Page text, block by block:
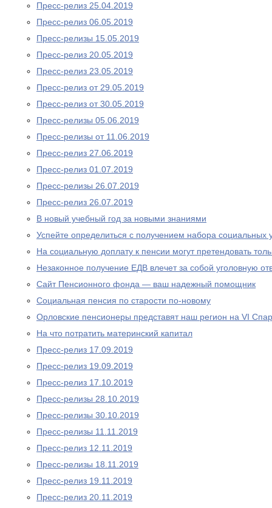
Пресс-релиз 25.04.2019
Пресс-релиз 06.05.2019
Пресс-релизы 15.05.2019
Пресс-релиз 20.05.2019
Пресс-релиз 23.05.2019
Пресс-релиз от 29.05.2019
Пресс-релиз от 30.05.2019
Пресс-релизы 05.06.2019
Пресс-релизы от 11.06.2019
Пресс-релиз 27.06.2019
Пресс-релиз 01.07.2019
Пресс-релизы 26.07.2019
Пресс-релиз 26.07.2019
В новый учебный год за новыми знаниями
Успейте определиться с получением набора социальных
На социальную доплату к пенсии могут претендовать
Незаконное получение ЕДВ влечет за собой уголовную
Сайт Пенсионного фонда — ваш надежный помощник
Социальная пенсия по старости по-новому
Орловские пенсионеры представят наш регион на VI
На что потратить материнский капитал
Пресс-релиз 17.09.2019
Пресс-релиз 19.09.2019
Пресс-релиз 17.10.2019
Пресс-релизы 28.10.2019
Пресс-релизы 30.10.2019
Пресс-релизы 11.11.2019
Пресс-релиз 12.11.2019
Пресс-релизы 18.11.2019
Пресс-релиз 19.11.2019
Пресс-релиз 20.11.2019